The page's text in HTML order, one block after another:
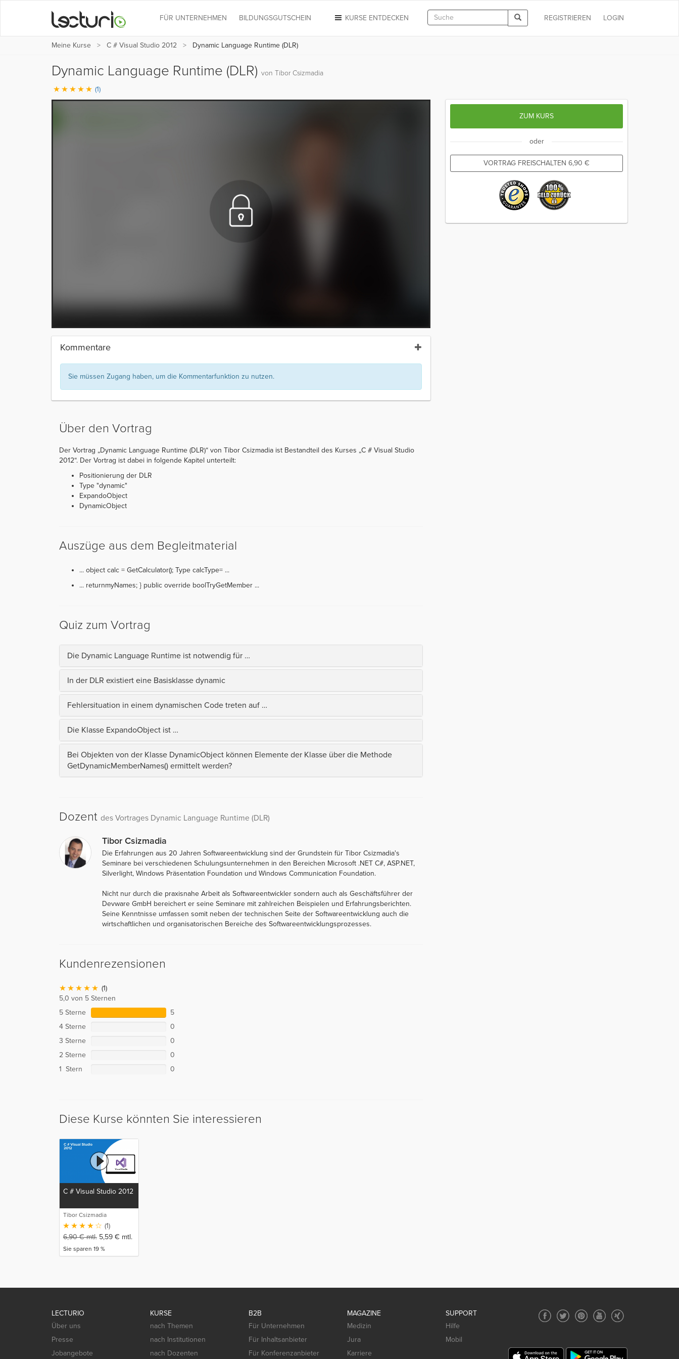
LOGIN
REGISTRIEREN
KURSE ENTDECKEN
FÜR UNTERNEHMEN BILDUNGSGUTSCHEIN
Meine Kurse C # Visual Studio 2012 Dynamic Language Runtime (DLR)
Dynamic Language Runtime (DLR) von Tibor Csizmadia
(1)
Kommentare
Sie müssen Zugang haben, um die Kommentarfunktion zu nutzen.
Über den Vortrag
Der Vortrag „Dynamic Language Runtime (DLR)“ von Tibor Csizmadia ist Bestandteil des Kurses „C # Visual Studio
2012“. Der Vortrag ist dabei in folgende Kapitel unterteilt:
Positionierung der DLR
Type "dynamic"
ExpandoObject
DynamicObject
Auszüge aus dem Begleitmaterial
... object calc = GetCalculator(); Type calcType= ...
... returnmyNames; } public override boolTryGetMember ...
Quiz zum Vortrag
Die Dynamic Language Runtime ist notwendig für …
In der DLR existiert eine Basisklasse dynamic
Fehlersituation in einem dynamischen Code treten auf …
Die Klasse ExpandoObject ist …
Bei Objekten von der Klasse DynamicObject können Elemente der Klasse über die Methode
GetDynamicMemberNames() ermittelt werden?
Dozent des Vortrages Dynamic Language Runtime (DLR)
Tibor Csizmadia
Die Erfahrungen aus 20 Jahren Softwareentwicklung sind der Grundstein für Tibor Csizmadia's
Seminare bei verschiedenen Schulungsunternehmen in den Bereichen Microsoft .NET C#, ASP.NET,
Silverlight, Windows Präsentation Foundation und Windows Communication Foundation.
Nicht nur durch die praxisnahe Arbeit als Softwareentwickler sondern auch als Geschäftsführer der
Devware GmbH bereichert er seine Seminare mit zahlreichen Beispielen und Erfahrungsberichten.
Seine Kenntnisse umfassen somit neben der technischen Seite der Softwareentwicklung auch die
wirtschaftlichen und organisatorischen Bereiche des Softwareentwicklungsprozesses.
Kundenrezensionen
(1)
5,0 von 5 Sternen
5 Sterne
5
4 Sterne
0
3 Sterne
0
2 Sterne
0
1 Stern
0
Diese Kurse könnten Sie interessieren
C # Visual Studio 2012
Tibor Csizmadia
(1)
6,90€mtl. 5,59 € mtl.
Sie sparen 19 %
ZUM KURS
oder
VORTRAG FREISCHALTEN 6,90 €
LECTURIO
Über uns
Presse
Jobangebote
KURSE
nach Themen
nach Institutionen
nach Dozenten
B2B
Für Unternehmen
Für Inhaltsanbieter
Für Konferenzanbieter
MAGAZINE
Medizin
Jura
Karriere
SUPPORT
Hilfe
Mobil